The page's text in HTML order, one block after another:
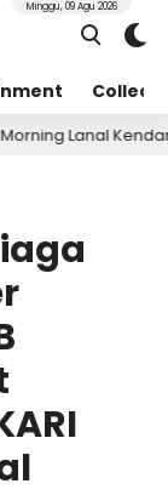
Minggu, 09 Agu 2026
Sinergi